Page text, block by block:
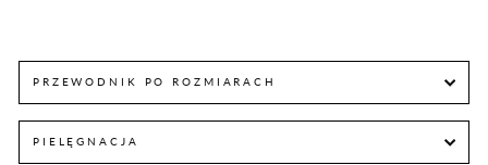
PRZEWODNIK PO ROZMIARACH
PIELĘGNACJA